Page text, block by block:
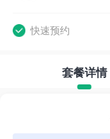
快速预约
套餐详情